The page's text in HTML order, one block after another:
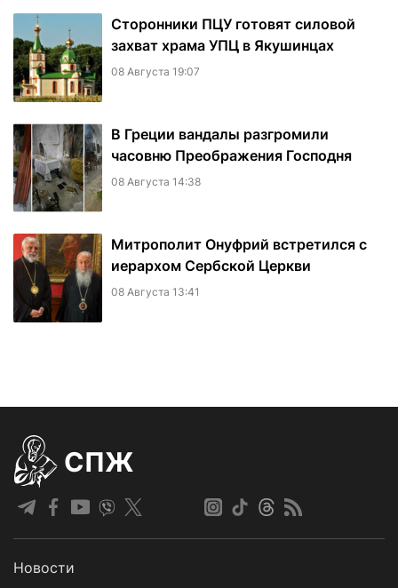
Сторонники ПЦУ готовят силовой
захват храма УПЦ в Якушинцах
08 Августа 19:07
В Греции вандалы разгромили
часовню Преображения Господня
08 Августа 14:38
Митрополит Онуфрий встретился с
иерархом Сербской Церкви
08 Августа 13:41
СПЖ
Новости